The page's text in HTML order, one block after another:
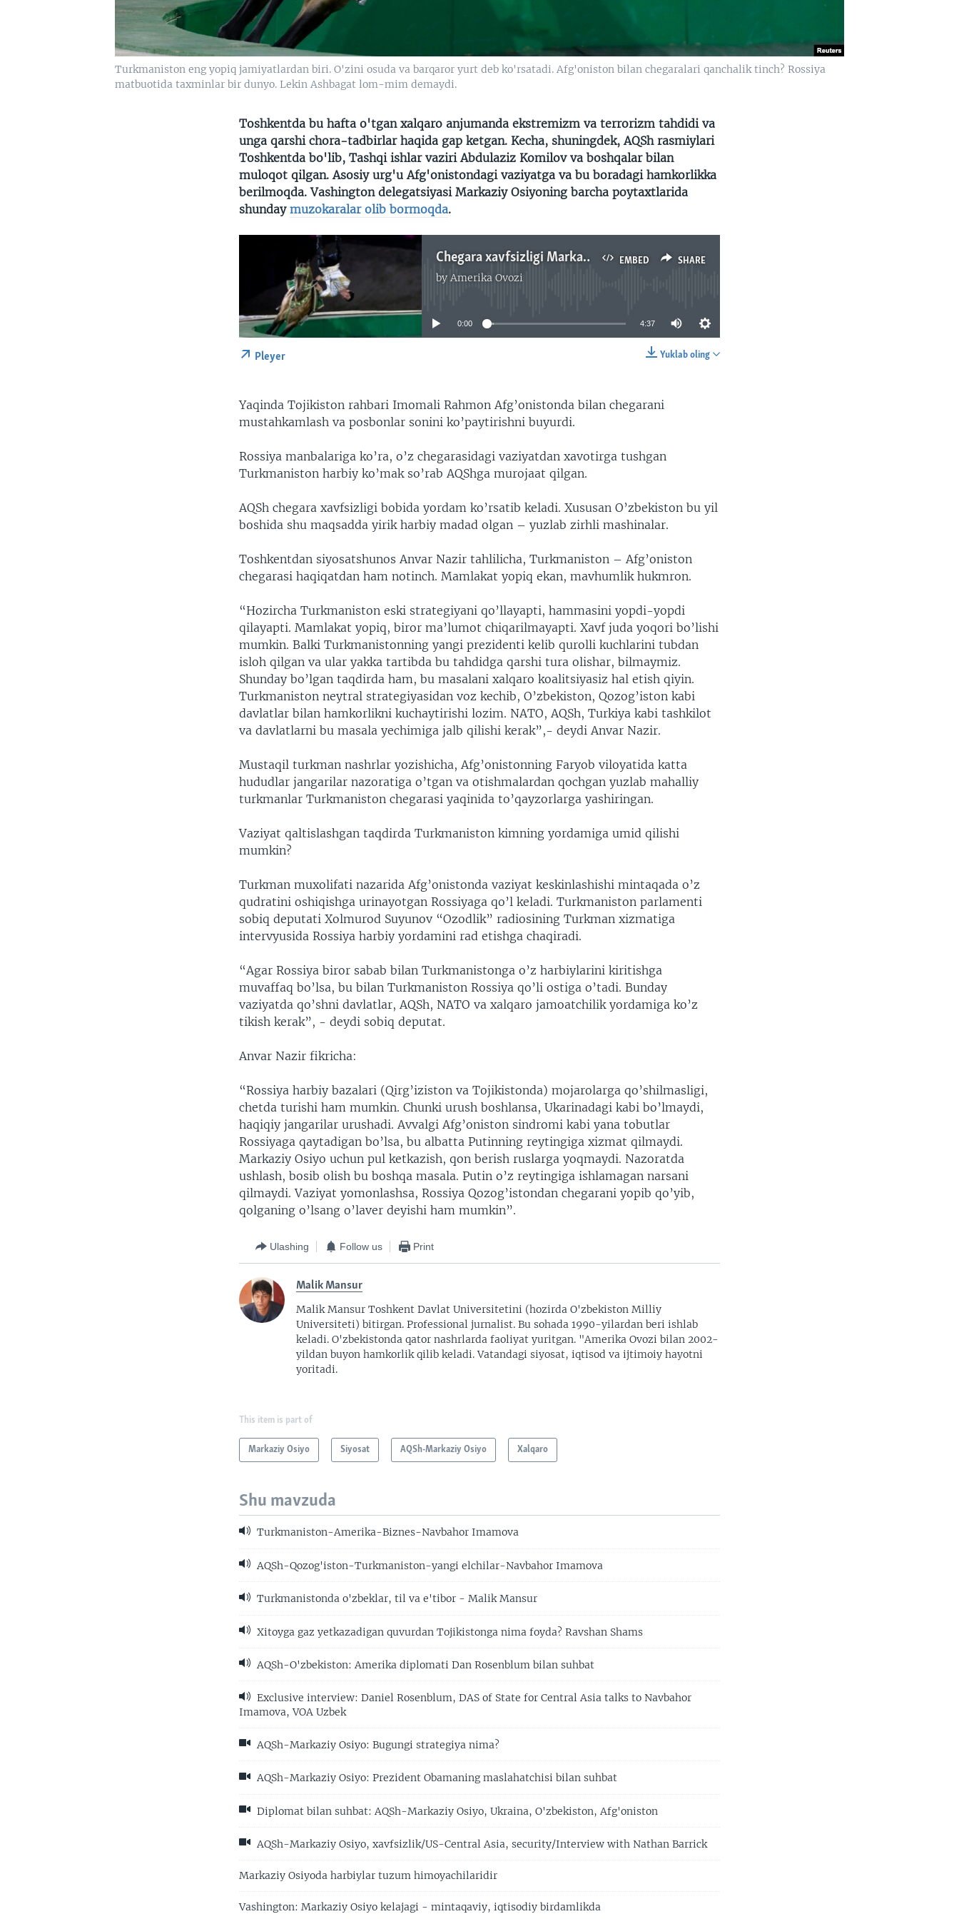
Turkmaniston eng yopiq jamiyatlardan biri. O'zini osuda va barqaror yurt deb ko'rsatadi. Afg'oniston bilan chegaralari qanchalik tinch? Rossiya
matbuotida taxminlar bir dunyo. Lekin Ashbagat lom-mim demaydi.
Toshkentda bu hafta o'tgan xalqaro anjumanda ekstremizm va terrorizm tahdidi va
unga qarshi chora-tadbirlar haqida gap ketgan. Kecha, shuningdek, AQSh rasmiylari
Toshkentda bo'lib, Tashqi ishlar vaziri Abdulaziz Komilov va boshqalar bilan
muloqot qilgan. Asosiy urg'u Afg'onistondagi vaziyatga va bu boradagi hamkorlikka
berilmoqda. Vashington delegatsiyasi Markaziy Osiyoning barcha poytaxtlarida
shundaymuzokaralar olib bormoqda.
EMBED SHARE
Chegara xavfsizligi Markaziy Osiyo uchun dolzard masala
byAmerika Ovozi
No media source currently available
0:00 4:37
Yuklab oling
Pleyer
Yaqinda Tojikiston rahbari Imomali Rahmon Afg’onistonda bilan chegarani
mustahkamlash va posbonlar sonini ko’paytirishni buyurdi.
Rossiya manbalariga ko’ra, o’z chegarasidagi vaziyatdan xavotirga tushgan
Turkmaniston harbiy ko’mak so’rab AQShga murojaat qilgan.
AQSh chegara xavfsizligi bobida yordam ko’rsatib keladi. Xususan O’zbekiston bu yil
boshida shu maqsadda yirik harbiy madad olgan – yuzlab zirhli mashinalar.
Toshkentdan siyosatshunos Anvar Nazir tahlilicha, Turkmaniston – Afg’oniston
chegarasi haqiqatdan ham notinch. Mamlakat yopiq ekan, mavhumlik hukmron.
“Hozircha Turkmaniston eski strategiyani qo’llayapti, hammasini yopdi-yopdi
qilayapti. Mamlakat yopiq, biror ma’lumot chiqarilmayapti. Xavf juda yoqori bo’lishi
mumkin. Balki Turkmanistonning yangi prezidenti kelib qurolli kuchlarini tubdan
isloh qilgan va ular yakka tartibda bu tahdidga qarshi tura olishar, bilmaymiz.
Shunday bo’lgan taqdirda ham, bu masalani xalqaro koalitsiyasiz hal etish qiyin.
Turkmaniston neytral strategiyasidan voz kechib, O’zbekiston, Qozog’iston kabi
davlatlar bilan hamkorlikni kuchaytirishi lozim. NATO, AQSh, Turkiya kabi tashkilot
va davlatlarni bu masala yechimiga jalb qilishi kerak”,- deydi Anvar Nazir.
Mustaqil turkman nashrlar yozishicha, Afg’onistonning Faryob viloyatida katta
hududlar jangarilar nazoratiga o’tgan va otishmalardan qochgan yuzlab mahalliy
turkmanlar Turkmaniston chegarasi yaqinida to’qayzorlarga yashiringan.
Vaziyat qaltislashgan taqdirda Turkmaniston kimning yordamiga umid qilishi
mumkin?
Turkman muxolifati nazarida Afg’onistonda vaziyat keskinlashishi mintaqada o’z
qudratini oshiqishga urinayotgan Rossiyaga qo’l keladi. Turkmaniston parlamenti
sobiq deputati Xolmurod Suyunov “Ozodlik” radiosining Turkman xizmatiga
intervyusida Rossiya harbiy yordamini rad etishga chaqiradi.
“Agar Rossiya biror sabab bilan Turkmanistonga o’z harbiylarini kiritishga
muvaffaq bo’lsa, bu bilan Turkmaniston Rossiya qo’li ostiga o’tadi. Bunday
vaziyatda qo’shni davlatlar, AQSh, NATO va xalqaro jamoatchilik yordamiga ko’z
tikish kerak”, - deydi sobiq deputat.
Anvar Nazir fikricha:
“Rossiya harbiy bazalari (Qirg’iziston va Tojikistonda) mojarolarga qo’shilmasligi,
chetda turishi ham mumkin. Chunki urush boshlansa, Ukarinadagi kabi bo’lmaydi,
haqiqiy jangarilar urushadi. Avvalgi Afg’oniston sindromi kabi yana tobutlar
Rossiyaga qaytadigan bo’lsa, bu albatta Putinning reytingiga xizmat qilmaydi.
Markaziy Osiyo uchun pul ketkazish, qon berish ruslarga yoqmaydi. Nazoratda
ushlash, bosib olish bu boshqa masala. Putin o’z reytingiga ishlamagan narsani
qilmaydi. Vaziyat yomonlashsa, Rossiya Qozog’istondan chegarani yopib qo’yib,
qolganing o’lsang o’laver deyishi ham mumkin”.
Ulashing Follow us Print
Malik Mansur
Malik Mansur Toshkent Davlat Universitetini (hozirda O'zbekiston Milliy
Universiteti) bitirgan. Professional jurnalist. Bu sohada 1990-yilardan beri ishlab
keladi. O'zbekistonda qator nashrlarda faoliyat yuritgan. "Amerika Ovozi bilan 2002-
yildan buyon hamkorlik qilib keladi. Vatandagi siyosat, iqtisod va ijtimoiy hayotni
yoritadi.
This item is part of
Markaziy Osiyo Siyosat AQSh-Markaziy Osiyo Xalqaro
Shu mavzuda
Turkmaniston-Amerika-Biznes-Navbahor Imamova
AQSh-Qozog'iston-Turkmaniston-yangi elchilar-Navbahor Imamova
Turkmanistonda o'zbeklar, til va e'tibor - Malik Mansur
Xitoyga gaz yetkazadigan quvurdan Tojikistonga nima foyda? Ravshan Shams
AQSh-O'zbekiston: Amerika diplomati Dan Rosenblum bilan suhbat
Exclusive interview: Daniel Rosenblum, DAS of State for Central Asia talks to Navbahor
Imamova, VOA Uzbek
AQSh-Markaziy Osiyo: Bugungi strategiya nima?
AQSh-Markaziy Osiyo: Prezident Obamaning maslahatchisi bilan suhbat
Diplomat bilan suhbat: AQSh-Markaziy Osiyo, Ukraina, O'zbekiston, Afg'oniston
AQSh-Markaziy Osiyo, xavfsizlik/US-Central Asia, security/Interview with Nathan Barrick
Markaziy Osiyoda harbiylar tuzum himoyachilaridir
Vashington: Markaziy Osiyo kelajagi - mintaqaviy, iqtisodiy birdamlikda